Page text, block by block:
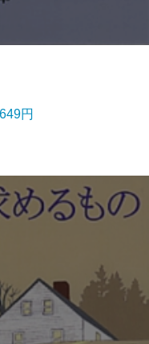
円